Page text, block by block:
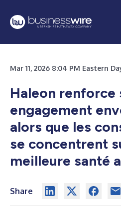
Mar 11, 2026 8:04 PM Eastern
Haleon renforce
engagement
alors que les
se concentrent
meilleure santé
Share